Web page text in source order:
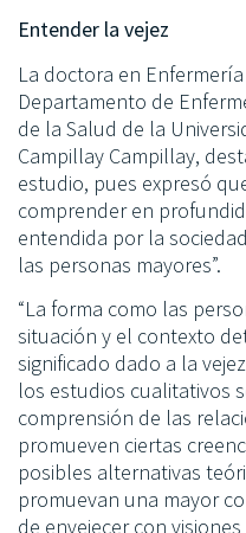
Entender la vejez
La doctora en
Departamento de
de la Salud de la
Campillay Campillay,
estudio, pues expresó
comprender en
entendida por la
las personas mayores”.
“La forma como las
situación y el contexto
significado dado a la
los estudios cualitativos
comprensión de las
promueven ciertas
posibles alternativas
promuevan una mayor
de envejecer con